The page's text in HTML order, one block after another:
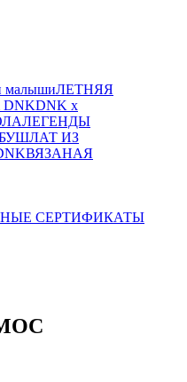
малышиЛЕТНЯЯ
DNK x
ЛЕГЕНДЫ
ИЗ
ВЯЗАНАЯ
СЕРТИФИКАТЫ